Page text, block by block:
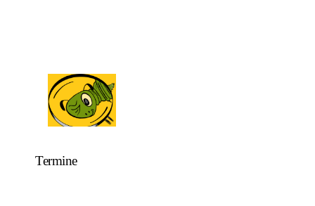
Termine